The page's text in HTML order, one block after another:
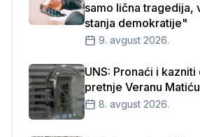
samo lična tragedija,
stanja demokratije"
9. avgust 2026.
UNS: Pronaći i
pretnje Veranu Matiću
8. avgust 2026.